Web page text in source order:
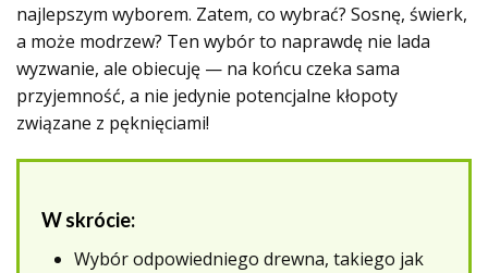
najlepszym wyborem. Zatem, co wybrać? Sosnę, świerk,
a może modrzew? Ten wybór to naprawdę nie lada
wyzwanie, ale obiecuję — na końcu czeka sama
przyjemność, a nie jedynie potencjalne kłopoty
związane z pęknięciami!
W skrócie:
Wybór odpowiedniego drewna, takiego jak